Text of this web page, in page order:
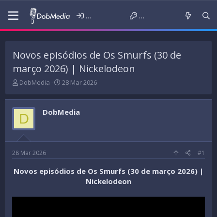
Iniciar sessão Criar conta
Novos episódios de Os Smurfs (30 de
março 2026) | Nickelodeon
T
r
e
a
d
t
a
r
t
DobMedia
D
t
a
d
n
c
i
28 Mar 2026
D DobMedia
28 Mar 2026 #1
Novos episódios de Os Smurfs (30 de março 2026) |
Nickelodeon